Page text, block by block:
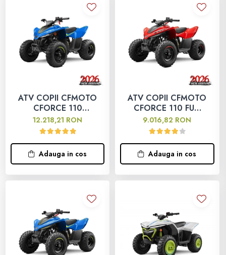
ATV COPII CFMOTO
CFORCE 110
ALBASTRU 2026
12.218,21 RON
Adauga in cos
ATV COPII CFMOTO
CFORCE 110 FUN
ROSU 2026
9.016,82 RON
Adauga in cos